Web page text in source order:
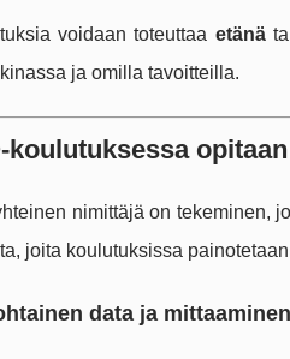
voidaan toteuttaa etänä
ja omilla tavoitteilla.
koulutuksessa
nimittäjä on tekeminen,
joita koulutuksissa
data ja mittaaminen